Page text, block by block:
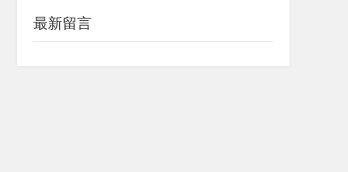
最新留言